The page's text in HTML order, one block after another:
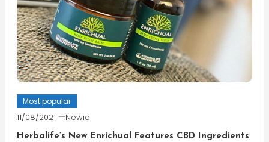
Most popular
11/08/2021 Newie
Herbalife’s New Enrichual Features CBD Ingredients